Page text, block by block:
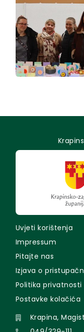
Uvjeti korištenja
Impressum
Pitajte nas
Izjava o
Politika privatnosti
Postavke kolačića
Krapina,